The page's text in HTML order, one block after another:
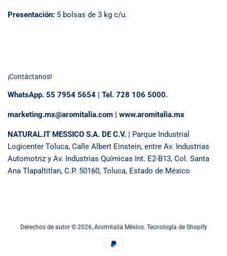
Presentación: 5 bolsas de 3 kg c/u.
¡Contáctanos!
WhatsApp. 55 7954 5654 | Tel. 728 106 5000.
marketing.mx@aromitalia.com | www.aromitalia.mx
NATURAL.IT MESSICO S.A. DE C.V. | Parque Industrial
Logicenter Toluca, Calle Albert Einstein, entre Av. Industrias
Automotriz y Av. Industrias Químicas Int. E2-B13, Col. Santa
Ana Tlapaltitlan, C.P. 50160, Toluca, Estado de México
Derechos de autor © 2026, Aromitalia México. Tecnología de Shopify
Métodos